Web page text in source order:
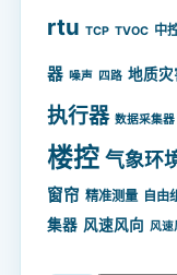
rtu TCP TVOC 中
器 噪声 四路 地质灾
执行器 数据采集器
楼控 气象环
窗帘 精准测量 自由
集器 风速风向 风速